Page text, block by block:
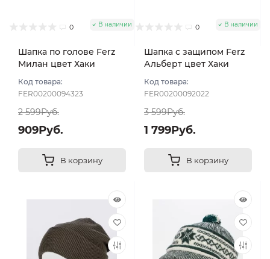
0 В наличии
Шапка по голове Ferz
Милан цвет Хаки
Код товара:
FER00200094323
2 599Руб.
909Руб.
В корзину
0 В наличии
Шапка с защипом Ferz
Альберт цвет Хаки
Код товара:
FER00200092022
3 599Руб.
1 799Руб.
В корзину